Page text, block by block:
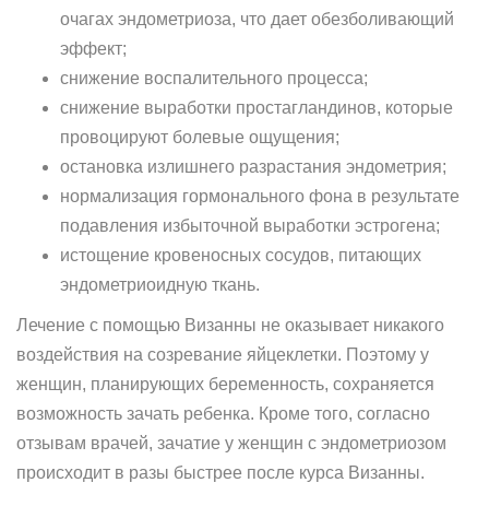
очагах эндометриоза, что дает обезболивающий
эффект;
снижение воспалительного процесса;
снижение выработки простагландинов, которые
провоцируют болевые ощущения;
остановка излишнего разрастания эндометрия;
нормализация гормонального фона в результате
подавления избыточной выработки эстрогена;
истощение кровеносных сосудов, питающих
эндометриоидную ткань.
Лечение с помощью Визанны не оказывает никакого
воздействия на созревание яйцеклетки. Поэтому у
женщин, планирующих беременность, сохраняется
возможность зачать ребенка. Кроме того, согласно
отзывам врачей, зачатие у женщин с эндометриозом
происходит в разы быстрее после курса Визанны.